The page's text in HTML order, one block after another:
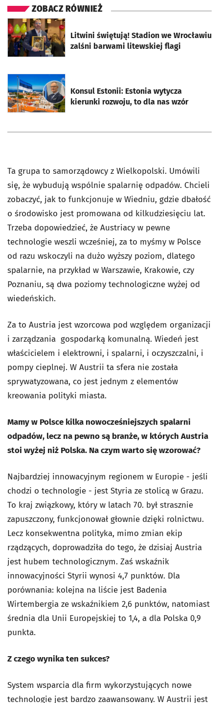
ZOBACZ RÓWNIEŻ
Litwini świętują! Stadion we Wrocławiu
zalśni barwami litewskiej flagi
otworzy się w nowej karcie
Konsul Estonii: Estonia wytycza
kierunki rozwoju, to dla nas wzór
otworzy się w nowej karcie
Ta grupa to samorządowcy z Wielkopolski. Umówili
się, że wybudują wspólnie spalarnię odpadów. Chcieli
zobaczyć, jak to funkcjonuje w Wiedniu, gdzie dbałość
o środowisko jest promowana od kilkudziesięciu lat.
Trzeba dopowiedzieć, że Austriacy w pewne
technologie weszli wcześniej, za to myśmy w Polsce
od razu wskoczyli na dużo wyższy poziom, dlatego
spalarnie, na przykład w Warszawie, Krakowie, czy
Poznaniu, są dwa poziomy technologiczne wyżej od
wiedeńskich.
Za to Austria jest wzorcowa pod względem organizacji
i zarządzania gospodarką komunalną. Wiedeń jest
właścicielem i elektrowni, i spalarni, i oczyszczalni, i
pompy cieplnej. W Austrii ta sfera nie została
sprywatyzowana, co jest jednym z elementów
kreowania polityki miasta.
Mamy w Polsce kilka nowocześniejszych spalarni
odpadów, lecz na pewno są branże, w których Austria
stoi wyżej niż Polska. Na czym warto się wzorować?
Najbardziej innowacyjnym regionem w Europie - jeśli
chodzi o technologie - jest Styria ze stolicą w Grazu.
To kraj związkowy, który w latach 70. był strasznie
zapuszczony, funkcjonował głownie dzięki rolnictwu.
Lecz konsekwentna polityka, mimo zmian ekip
rządzących, doprowadziła do tego, że dzisiaj Austria
jest hubem technologicznym. Zaś wskaźnik
innowacyjności Styrii wynosi 4,7 punktów. Dla
porównania: kolejna na liście jest Badenia
Wirtembergia ze wskaźnikiem 2,6 punktów, natomiast
średnia dla Unii Europejskiej to 1,4, a dla Polska 0,9
punkta.
Z czego wynika ten sukces?
System wsparcia dla firm wykorzystujących nowe
technologie jest bardzo zaawansowany. W Austrii jest